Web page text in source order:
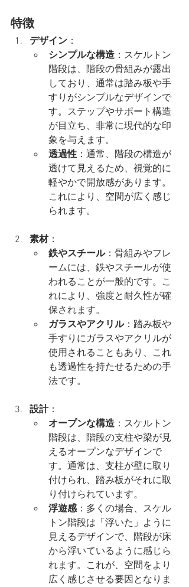
特徴
デザイン ：
シンプルな構造 ：スケルトン
階段は、階段の骨組みが露出
しており、通常は踏み板や手
すりがシンプルなデザインで
す。ステップやサポート構造
が目立ち、非常に現代的な印
象を与えます。
透過性 ：通常、階段の構造が
透けて見えるため、視覚的に
軽やかで開放感があります。
これにより、空間が広く感じ
られます。
素材：
鉄やスチール：骨組みやフレ
ームには、鉄やスチールが使
われることが一般的です。こ
れにより、強度と耐久性が確
保されます。
ガラスやアクリル：踏み板や
手すりにガラスやアクリルが
使用されることもあり、これ
も透過性を持たせるための手
法です。
設計：
オープンな構造 ：スケルトン
階段は、階段の支柱や梁が見
えるオープンなデザインで
す。通常は、支柱が壁に取り
付けられ、踏み板がそれに取
り付けられています。
浮遊感：多くの場合、スケル
トン階段は「浮いた」ように
見えるデザインで、階段が床
から浮いているように感じら
れます。これが、空間をより
広く感じさせる要因となりま